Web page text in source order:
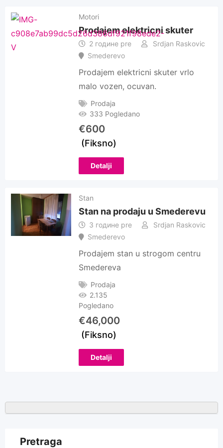
Motori
Prodajem elektricni skuter
2 године pre
Srdjan Raskovic
Smederevo
Prodajem elektricni skuter vrlo
malo vozen, ocuvan.
Prodaja
333 Pogledano
€600
(Fiksno)
Detalji
Stan
Stan na prodaju u Smederevu
3 године pre
Srdjan Raskovic
Smederevo
Prodajem stan u strogom centru
Smedereva
Prodaja
2.135
Pogledano
€46,000
(Fiksno)
Detalji
Pretraga